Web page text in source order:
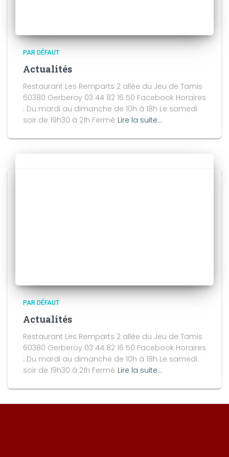
PAR DÉFAUT
Actualités
Restaurant Les Remparts 2 allée du Jeu de Tamis
60380 Gerberoy 03 44 82 16 50 Facebook Horaires
: Du mardi au dimanche de 10h à 18h Le samedi
soir de 19h30 à 21h Fermé Lire la suite…
PAR DÉFAUT
Actualités
Restaurant Les Remparts 2 allée du Jeu de Tamis
60380 Gerberoy 03 44 82 16 50 Facebook Horaires
: Du mardi au dimanche de 10h à 18h Le samedi
soir de 19h30 à 21h Fermé Lire la suite…